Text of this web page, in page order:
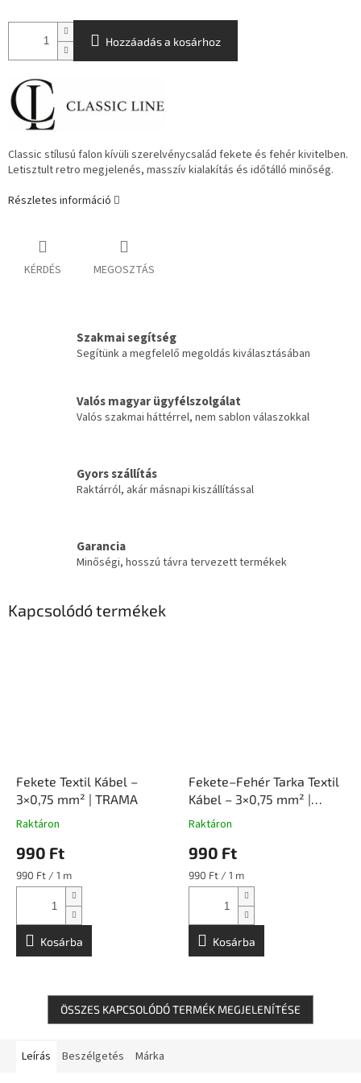
Hozzáadás a kosárhoz
Classic stílusú falon kívüli szerelvénycsalád fekete és fehér kivitelben.
Letisztult retro megjelenés, masszív kialakítás és időtálló minőség.
Részletes információ
KÉRDÉS MEGOSZTÁS
Szakmai segítség
Segítünk a megfelelő megoldás kiválasztásában
Valós magyar ügyfélszolgálat
Valós szakmai háttérrel, nem sablon válaszokkal
Gyors szállítás
Raktárról, akár másnapi kiszállítással
Garancia
Minőségi, hosszú távra tervezett termékek
Kapcsolódó termékek
Fekete Textil Kábel –
3×0,75 mm² | TRAMA
Raktáron
990 Ft
Egységár:
990 Ft / 1 m
Kosárba
Fekete–Fehér Tarka Textil
Kábel – 3×0,75 mm² |
TRAMA
Raktáron
990 Ft
Egységár:
990 Ft / 1 m
Kosárba
ÖSSZES KAPCSOLÓDÓ TERMÉK MEGJELENÍTÉSE
Leírás Beszélgetés Márka